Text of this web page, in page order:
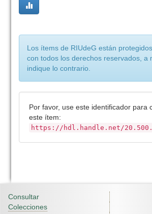
Los ítems de RIUdeG están
con todos los derechos reservados, a
indique lo contrario.
Por favor, use este identificador para
este ítem:
https://hdl.handle.net/
Consultar
Colecciones